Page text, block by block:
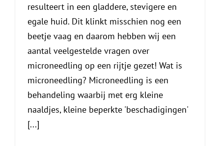
resulteert in een gladdere, stevigere en
egale huid. Dit klinkt misschien nog een
beetje vaag en daarom hebben wij een
aantal veelgestelde vragen over
microneedling op een rijtje gezet! Wat is
microneedling? Microneedling is een
behandeling waarbij met erg kleine
naaldjes, kleine beperkte 'beschadigingen'
[...]